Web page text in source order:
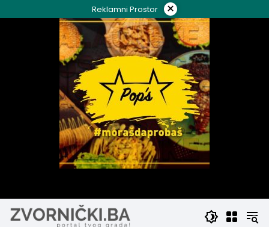
to
Reklamni Prostor ×